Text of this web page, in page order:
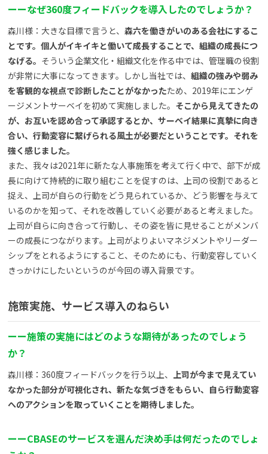
ーーなぜ360度フィードバックを導入したのでしょうか？
森川様：大きな目標で言うと、 森六を働きがいのある会社にするこ
とです。個人がイキイキと働いて成長することで、組織の成長につ
なげる。 そういう企業文化・組織文化を作る中では、管理職の役割
が非常に大事になってきます。しかし当社では、 組織の強みや弱み
を客観的な視点で診断したことがなかったため、2019年にエンゲ
ージメントサーベイを初めて実施しました。 そこから見えてきたの
が、お互いを認め合って承認するとか、サーベイ結果に真摯に向き
合い、行動変容に繋げられる風土が必要だということです。それを
強く感じました。
また、我々は2021年に新たな人事施策を考えて行く中で、部下が成
長に向けて持続的に取り組むことを促すのは、上司の役割であると
捉え、上司が自らの行動をどう見られているか、どう影響を与えて
いるのかを知って、それを改善していく必要があると考えました。
上司が自らに向き合って行動し、その姿を皆に見せることがメンバ
ーの成長につながります。上司がよりよいマネジメントやリーダー
シップをとれるようにすること、そのためにも、行動変容していく
きっかけにしたいというのが今回の導入背景です。
施策実施、サービス導入のねらい
ーー施策の実施にはどのような期待があったのでしょう
か？
森川様：360度フィードバックを行う以上、
上司が今まで見えてい
なかった部分が可視化され、新たな気づきをもらい、自ら行動変容
へのアクションを取っていくことを期待しました。
ーーCBASEのサービスを選んだ決め手は何だったのでしょ